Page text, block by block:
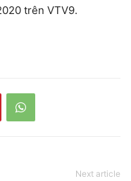
trên VTV9.
Next article